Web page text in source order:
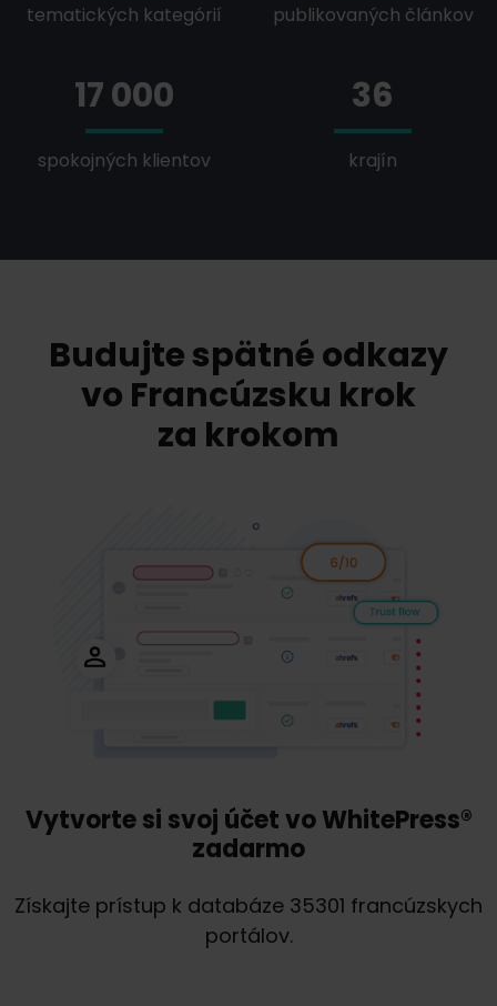
tematických kategórií publikovaných článkov
17 000
spokojných klientov
36
krajín
Budujte spätné odkazy
vo Francúzsku krok
za krokom
Vytvorte si svoj účet vo WhitePress®
zadarmo
Získajte prístup k databáze 35301 francúzskych
portálov.